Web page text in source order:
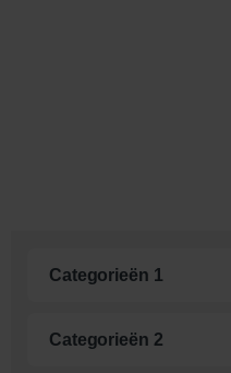
Categorieën 1
Categorieën 2